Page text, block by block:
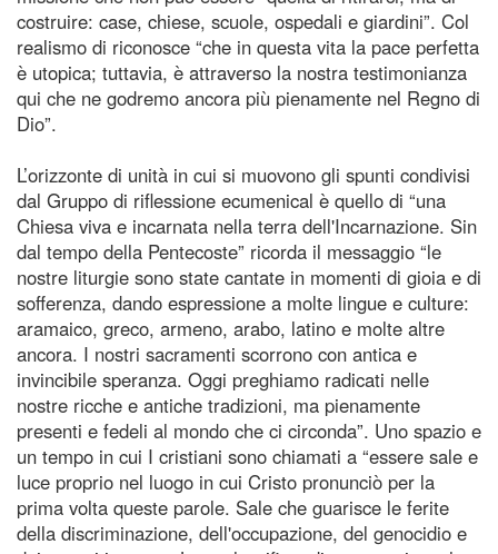
costruire: case, chiese, scuole, ospedali e giardini”. Col
realismo di riconosce “che in questa vita la pace perfetta
è utopica; tuttavia, è attraverso la nostra testimonianza
qui che ne godremo ancora più pienamente nel Regno di
Dio”.
L’orizzonte di unità in cui si muovono gli spunti condivisi
dal Gruppo di riflessione ecumenical è quello di “una
Chiesa viva e incarnata nella terra dell'Incarnazione. Sin
dal tempo della Pentecoste” ricorda il messaggio “le
nostre liturgie sono state cantate in momenti di gioia e di
sofferenza, dando espressione a molte lingue e culture:
aramaico, greco, armeno, arabo, latino e molte altre
ancora. I nostri sacramenti scorrono con antica e
invincibile speranza. Oggi preghiamo radicati nelle
nostre ricche e antiche tradizioni, ma pienamente
presenti e fedeli al mondo che ci circonda”. Uno spazio e
un tempo in cui I cristiani sono chiamati a “essere sale e
luce proprio nel luogo in cui Cristo pronunciò per la
prima volta queste parole. Sale che guarisce le ferite
della discriminazione, dell'occupazione, del genocidio e